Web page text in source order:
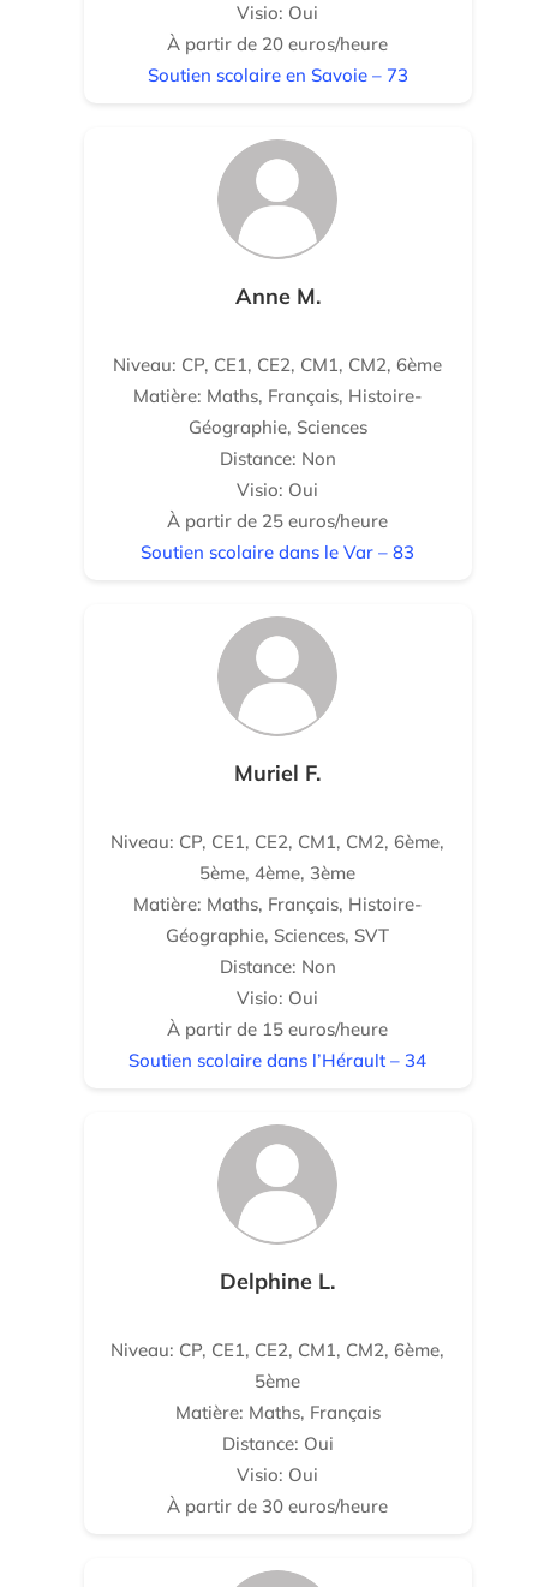
Visio: Oui
À partir de 20 euros/heure
Soutien scolaire en Savoie – 73
Anne M.
Niveau: CP, CE1, CE2, CM1, CM2, 6ème
Matière: Maths, Français, Histoire-
Géographie, Sciences
Distance: Non
Visio: Oui
À partir de 25 euros/heure
Soutien scolaire dans le Var – 83
Muriel F.
Niveau: CP, CE1, CE2, CM1, CM2, 6ème,
5ème, 4ème, 3ème
Matière: Maths, Français, Histoire-
Géographie, Sciences, SVT
Distance: Non
Visio: Oui
À partir de 15 euros/heure
Soutien scolaire dans l’Hérault – 34
Delphine L.
Niveau: CP, CE1, CE2, CM1, CM2, 6ème,
5ème
Matière: Maths, Français
Distance: Oui
Visio: Oui
À partir de 30 euros/heure